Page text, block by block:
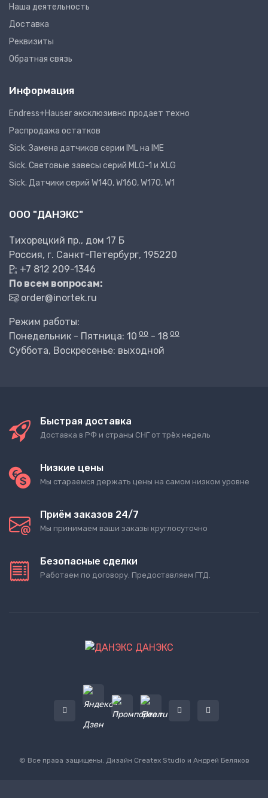
Наша деятельность
Доставка
Реквизиты
Обратная связь
Информация
Endress+Hauser эксклюзивно продает техно
Распродажа остатков
Sick. Замена датчиков серии IML на IME
Sick. Световые завесы серий MLG-1 и XLG
Sick. Датчики серий W140, W160, W170, W1
ООО "ДАНЭКС"
Тихорецкий пр., дом 17 Б
Россия, г. Санкт-Петербург, 195220
P: +7 812 209-1346
По всем вопросам:
order@inortek.ru
Режим работы:
Понедельник - Пятница: 10 00 - 18 00
Суббота, Воскресенье: выходной
Быстрая доставка
Доставка в РФ и страны СНГ от трёх недель
Низкие цены
Мы стараемся держать цены на самом низком уровне
Приём заказов 24/7
Мы принимаем ваши заказы круглосуточно
Безопасные сделки
Работаем по договору. Предоставляем ГТД.
ДАНЭКС
© Все права защищены. Дизайн Createx Studio и Андрей Беляков